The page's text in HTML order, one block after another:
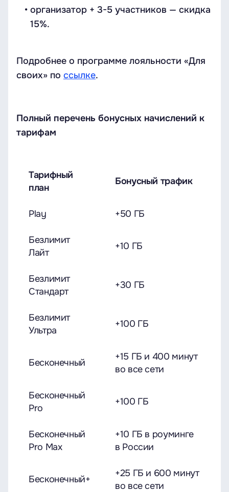
организатор + 3-5 участников — скидка
15%.
Подробнее о программе лояльности «Для
своих» по ссылке.
Полный перечень бонусных начислений к
тарифам
Тарифный
план
Бонусный трафик
Play +50 ГБ
Безлимит
Лайт
+10 ГБ
Безлимит
Стандарт
+30 ГБ
Безлимит
Ультра
+100 ГБ
Бесконечный
+15 ГБ и 400 минут
во все сети
Бесконечный
Pro
+100 ГБ
Бесконечный
Pro Max
+10 ГБ в роуминге
в России
Бесконечный+
+25 ГБ и 600 минут
во все сети